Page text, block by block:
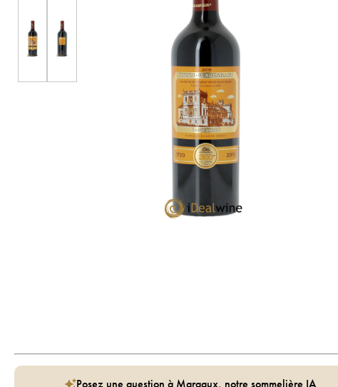
Posez une question à Margaux, notre sommelière IA